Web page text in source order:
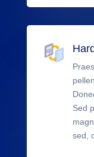
Sed
sed,